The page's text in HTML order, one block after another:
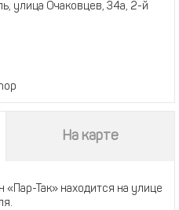
улица Очаковцев, 34а, 2-й
На карте
Так» находится на улице